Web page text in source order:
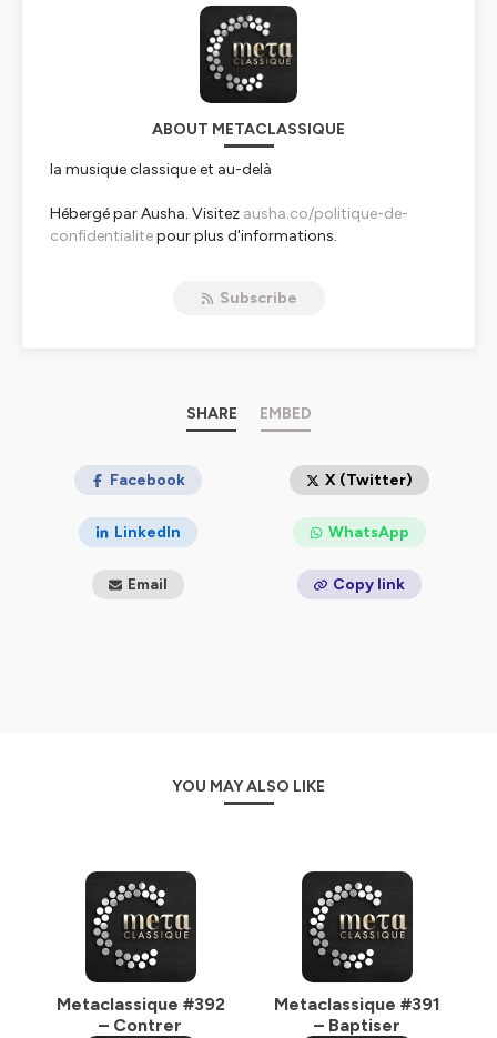
ABOUT METACLASSIQUE
la musique classique et au-delà
Hébergé par Ausha. Visitez ausha.co/politique-de-
confidentialitepour plus d'informations.
Subscribe
SHARE EMBED
Facebook X (Twitter)
LinkedIn WhatsApp
Email Copy link
YOU MAY ALSO LIKE
Metaclassique #392
– Contrer
Metaclassique #391
– Baptiser